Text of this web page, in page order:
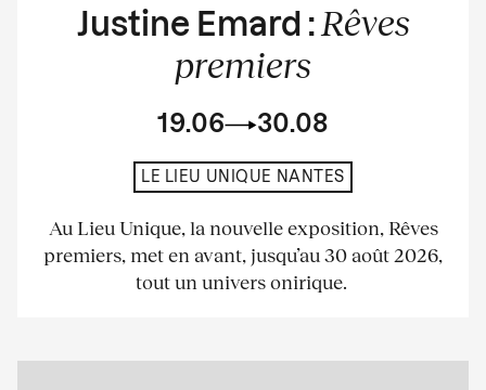
Justine Emard :Rêves
premiers
19.06 30.08
LE LIEU UNIQUE NANTES
Au Lieu Unique, la nouvelle exposition, Rêves
premiers, met en avant, jusqu’au 30 août 2026,
tout un univers onirique.